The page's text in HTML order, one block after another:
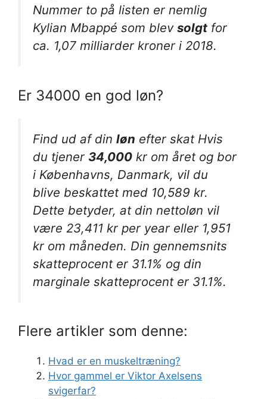
Nummer to på listen er nemlig
Kylian Mbappé som blev solgt for
ca. 1,07 milliarder kroner i 2018.
Er 34000 en god løn?
Find ud af din løn efter skat Hvis
du tjener 34,000 kr om året og bor
i Københavns, Danmark, vil du
blive beskattet med 10,589 kr.
Dette betyder, at din nettoløn vil
være 23,411 kr per year eller 1,951
kr om måneden. Din gennemsnits
skatteprocent er 31.1% og din
marginale skatteprocent er 31.1%.
Flere artikler som denne:
Hvad er en muskeltræning?
Hvor gammel er Viktor Axelsens
svigerfar?